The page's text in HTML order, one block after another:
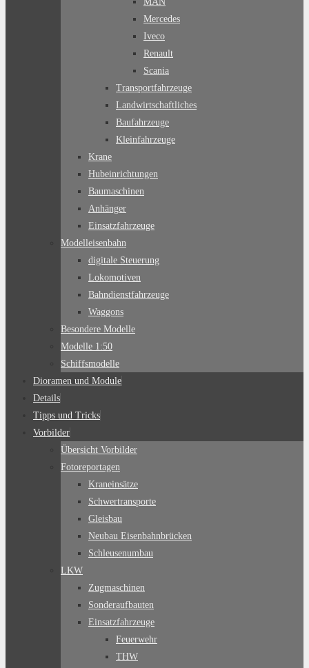
Mercedes
Iveco
Renault
Scania
Transportfahrzeuge
Landwirtschaftliches
Baufahrzeuge
Kleinfahrzeuge
Krane
Hubeinrichtungen
Baumaschinen
Anhänger
Einsatzfahrzeuge
Modelleisenbahn
digitale Steuerung
Lokomotiven
Bahndienstfahrzeuge
Waggons
Besondere Modelle
Modelle 1:50
Schiffsmodelle
Dioramen und Module
Details
Tipps und Tricks
Vorbilder
Übersicht Vorbilder
Fotoreportagen
Kraneinsätze
Schwertransporte
Gleisbau
Neubau Eisenbahnbrücken
Schleusenumbau
LKW
Zugmaschinen
Sonderaufbauten
Einsatzfahrzeuge
Feuerwehr
THW